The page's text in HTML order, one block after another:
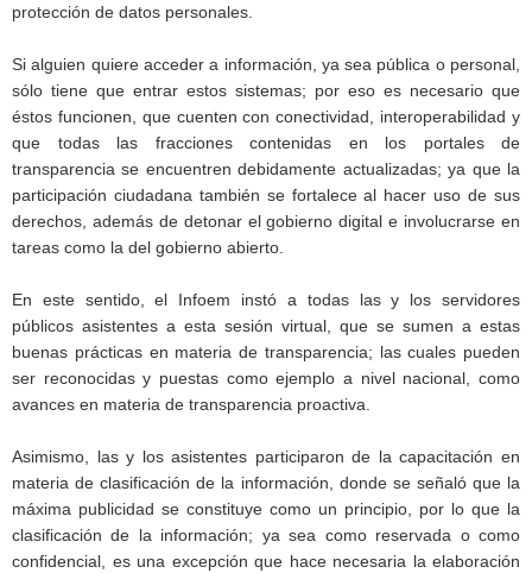
protección de datos personales.
Si alguien quiere acceder a información, ya sea pública o personal,
sólo tiene que entrar estos sistemas; por eso es necesario que
éstos funcionen, que cuenten con conectividad, interoperabilidad y
que todas las fracciones contenidas en los portales de
transparencia se encuentren debidamente actualizadas; ya que la
participación ciudadana también se fortalece al hacer uso de sus
derechos, además de detonar el gobierno digital e involucrarse en
tareas como la del gobierno abierto.
En este sentido, el Infoem instó a todas las y los servidores
públicos asistentes a esta sesión virtual, que se sumen a estas
buenas prácticas en materia de transparencia; las cuales pueden
ser reconocidas y puestas como ejemplo a nivel nacional, como
avances en materia de transparencia proactiva.
Asimismo, las y los asistentes participaron de la capacitación en
materia de clasificación de la información, donde se señaló que la
máxima publicidad se constituye como un principio, por lo que la
clasificación de la información; ya sea como reservada o como
confidencial, es una excepción que hace necesaria la elaboración